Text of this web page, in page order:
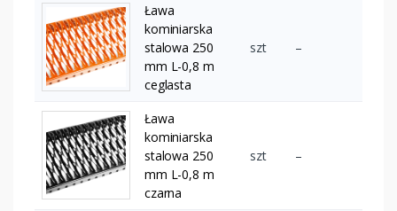
Ława
kominiarska
stalowa 250
mm L-0,8 m
ceglasta
szt –
Ława
kominiarska
stalowa 250
mm L-0,8 m
czarna
szt –